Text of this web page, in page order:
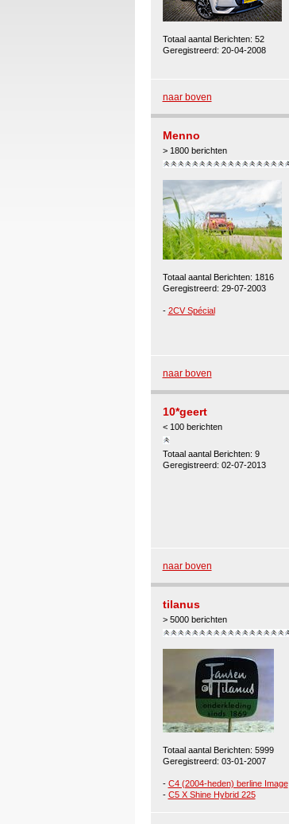
Totaal aantal Berichten: 52
Geregistreerd: 20-04-2008
naar boven
Menno
> 1800 berichten
Totaal aantal Berichten: 1816
Geregistreerd: 29-07-2003
- 2CV Spécial
naar boven
10*geert
< 100 berichten
Totaal aantal Berichten: 9
Geregistreerd: 02-07-2013
naar boven
tilanus
> 5000 berichten
Totaal aantal Berichten: 5999
Geregistreerd: 03-01-2007
- C4 (2004-heden) berline Image
- C5 X Shine Hybrid 225